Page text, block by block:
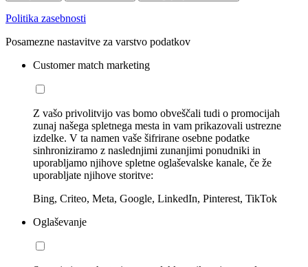
Politika zasebnosti
Posamezne nastavitve za varstvo podatkov
Customer match marketing
Z vašo privolitvijo vas bomo obveščali tudi o promocijah
zunaj našega spletnega mesta in vam prikazovali ustrezne
izdelke. V ta namen vaše šifrirane osebne podatke
sinhroniziramo z naslednjimi zunanjimi ponudniki in
uporabljamo njihove spletne oglaševalske kanale, če že
uporabljate njihove storitve:
Bing, Criteo, Meta, Google, LinkedIn, Pinterest, TikTok
Oglaševanje